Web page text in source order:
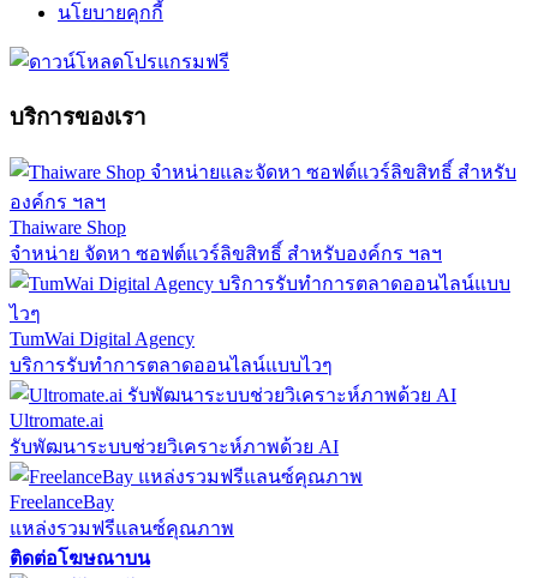
นโยบายคุกกี้
บริการของเรา
Thaiware Shop
จำหน่าย จัดหา ซอฟต์แวร์ลิขสิทธิ์ สำหรับองค์กร ฯลฯ
TumWai Digital Agency
บริการรับทำการตลาดออนไลน์แบบไวๆ
Ultromate.ai
รับพัฒนาระบบช่วยวิเคราะห์ภาพด้วย AI
FreelanceBay
แหล่งรวมฟรีแลนซ์คุณภาพ
ติดต่อโฆษณาบน